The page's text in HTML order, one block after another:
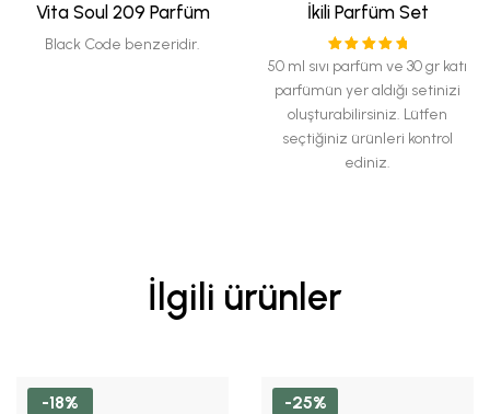
Vita Soul 209 Parfüm
Black Code benzeridir.
İkili Parfüm Set
5 üzerinden
5.00 oy aldı
50 ml sıvı parfüm ve 30 gr katı
parfümün yer aldığı setinizi
oluşturabilirsiniz. Lütfen
seçtiğiniz ürünleri kontrol
ediniz.
İlgili ürünler
-18% -25%